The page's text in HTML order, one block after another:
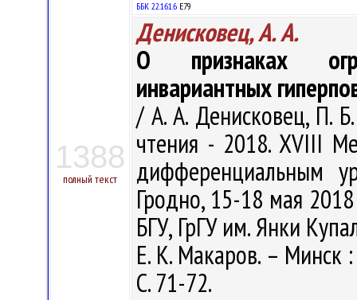
1388
полный текст
ББК 22.161.6 Е79
Денисковец, А. А.
О признаках
инвариантных
/ А. А. Денисковец, П.
чтения - 2018. XVIII
дифференциальным
Гродно, 15-18 мая
БГУ, ГрГУ им. Янки
Е. К. Макаров. – Минск
С. 71-72.